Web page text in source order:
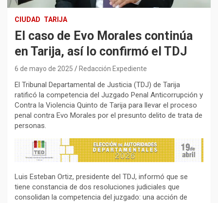
CIUDAD TARIJA
El caso de Evo Morales continúa
en Tarija, así lo confirmó el TDJ
6 de mayo de 2025 Redacción Expediente
El Tribunal Departamental de Justicia (TDJ) de Tarija
ratificó la competencia del Juzgado Penal Anticorrupción y
Contra la Violencia Quinto de Tarija para llevar el proceso
penal contra Evo Morales por el presunto delito de trata de
personas.
Luis Esteban Ortiz, presidente del TDJ, informó que se
tiene constancia de dos resoluciones judiciales que
consolidan la competencia del juzgado: una acción de